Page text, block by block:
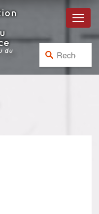
du
Rechercher :